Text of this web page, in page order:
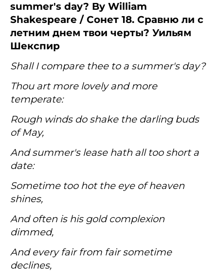
summer's day? By William
Shakespeare / Сонет 18. Сравню ли с
летним днем твои черты? Уильям
Шекспир
Shall I compare thee to a summer's day?
Thou art more lovely and more
temperate:
Rough winds do shake the darling buds
of May,
And summer's lease hath all too short a
date:
Sometime too hot the eye of heaven
shines,
And often is his gold complexion
dimmed,
And every fair from fair sometime
declines,